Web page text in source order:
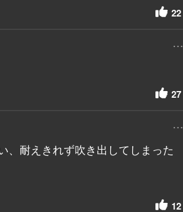
22
...
27
...
、耐えきれず吹き出してしまった
12